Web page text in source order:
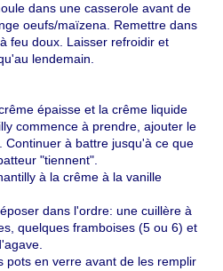
dans une casserole avant de
oeufs/maïzena. Remettre dans
feu doux. Laisser refroidir et
lendemain.
épaisse et la crême liquide
commence à prendre, ajouter le
Continuer à battre jusqu'à ce que
"tiennent".
à la crême à la vanille
dans l'ordre: une cuillère à
quelques framboises (5 ou 6) et
pots en verre avant de les remplir